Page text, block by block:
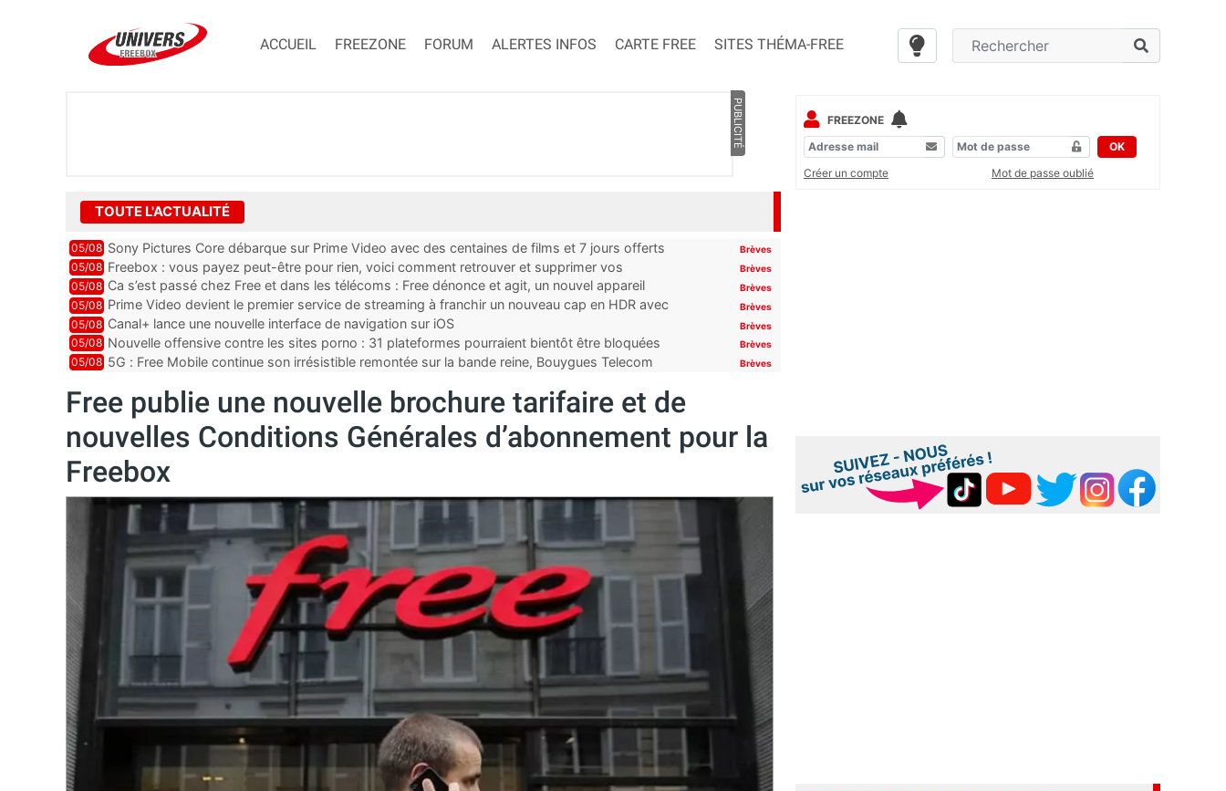
ACCUEIL FREEZONE FORUM ALERTES INFOS CARTE FREE SITES THÉMA-FREE
PUBLICITÉ
TOUTE L'ACTUALITÉ
05/08 Sony Pictures Core débarque sur Prime Video avec des centaines de films et 7 jours offerts Brèves
05/08 Freebox : vous payez peut-être pour rien, voici comment retrouver et supprimer vos
abonnements TV oubliés
Brèves
05/08 Ca s’est passé chez Free et dans les télécoms : Free dénonce et agit, un nouvel appareil
pointe le bout de...
Brèves
05/08 Prime Video devient le premier service de streaming à franchir un nouveau cap en HDR avec
ce lancement
Brèves
05/08 Canal+ lance une nouvelle interface de navigation sur iOS Brèves
05/08 Nouvelle offensive contre les sites porno : 31 plateformes pourraient bientôt être bloquées
par Orange, Free, SF...
Brèves
05/08 5G : Free Mobile continue son irrésistible remontée sur la bande reine, Bouygues Telecom
Brèves
Free publie une nouvelle brochure tarifaire et de
nouvelles Conditions Générales d’abonnement pour la
Freebox
FREEZONE
OK
Créer un compte
Mot de passe oublié